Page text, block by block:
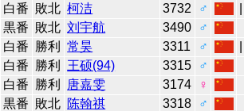
白番 敗北 柯洁 3732 ♂
黒番 敗北 刘宇航 3490
♂
白番 勝利 常昊 3311 ♂
白番 勝利 王硕(94) 3315
♂
白番 勝利 唐嘉雯 3174
♀
黒番 敗北 陈翰祺 3318
♂